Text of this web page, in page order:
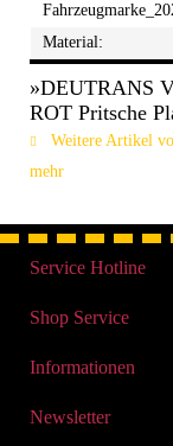
Material:
»DEUTRANS
ROT Pritsche
Weitere Artikel
mehr
Service Hotline
Shop Service
Informationen
Newsletter